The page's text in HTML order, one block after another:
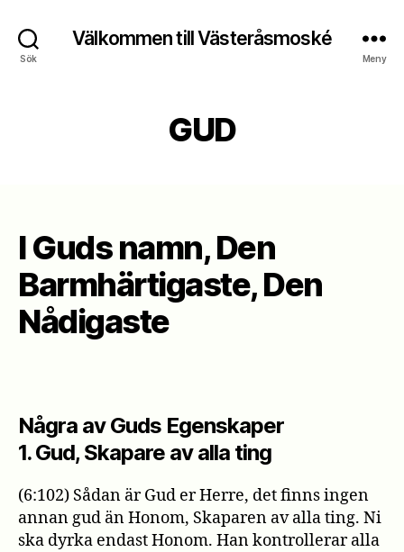
Sök
Välkommen till Västeråsmoské
Meny
GUD
I Guds namn, Den
Barmhärtigaste, Den
Nådigaste
Några av Guds Egenskaper
1. Gud, Skapare av alla ting
(6:102) Sådan är Gud er Herre, det finns ingen
annan gud än Honom, Skaparen av alla ting. Ni
ska dyrka endast Honom. Han kontrollerar alla